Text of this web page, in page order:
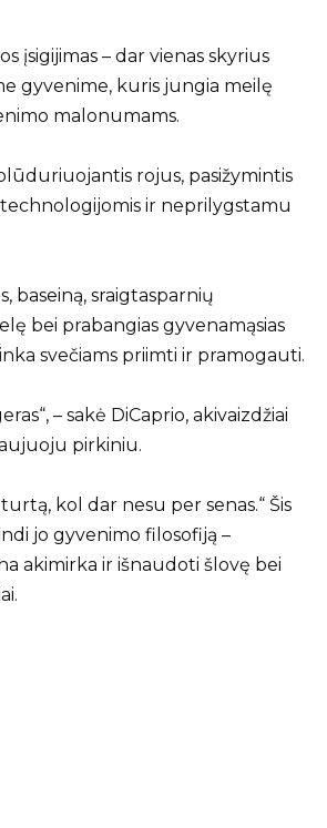
įsigijimas – dar vienas skyrius
gyvenime, kuris jungia meilę
malonumams.
rojus, pasižymintis
technologijomis ir neprilygstamu
baseiną, sraigtasparnių
bei prabangias gyvenamąsias
svečiams priimti ir pramogauti.
– sakė DiCaprio, akivaizdžiai
pirkiniu.
turtą, kol dar nesu per senas.“ Šis
jo gyvenimo filosofiją –
akimirka ir išnaudoti šlovę bei